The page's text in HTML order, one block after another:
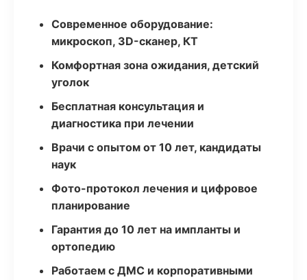
Современное оборудование:
микроскоп, 3D-сканер, КТ
Комфортная зона ожидания, детский
уголок
Бесплатная консультация и
диагностика при лечении
Врачи с опытом от 10 лет, кандидаты
наук
Фото-протокол лечения и цифровое
планирование
Гарантия до 10 лет на импланты и
ортопедию
Работаем с ДМС и корпоративными